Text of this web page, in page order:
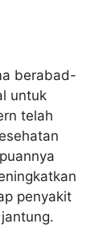
berabad-
untuk
telah
penyakit